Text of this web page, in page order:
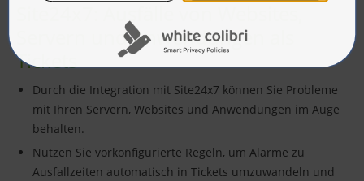
Site24x7: Ausfälle von Websites,
Servern und Anwendungen als
Tickets
Durch die Integration mit Site24x7 können Sie Probleme
mit Ihren Servern, Websites und Anwendungen im Auge
behalten.
Nutzen Sie vorkonfigurierte Regeln, um Alarme zu
Ausfallzeiten automatisch in Tickets umzuwandeln und